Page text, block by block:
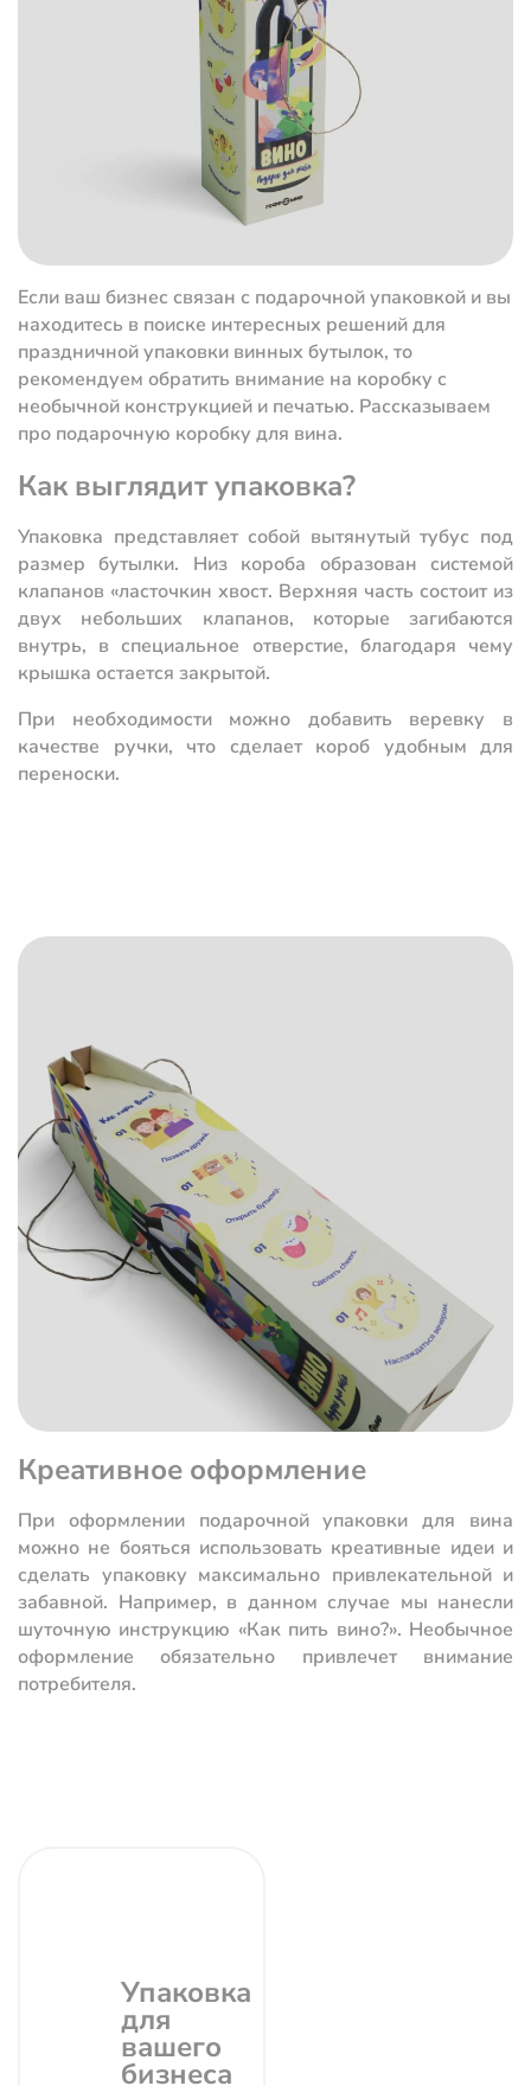
Если ваш бизнес связан с подарочной упаковкой и вы
находитесь в поиске интересных решений для
праздничной упаковки винных бутылок, то
рекомендуем обратить внимание на коробку с
необычной конструкцией и печатью. Рассказываем
про подарочную коробку для вина.
Как выглядит упаковка?
Упаковка представляет собой вытянутый тубус под
размер бутылки. Низ короба образован системой
клапанов «ласточкин хвост. Верхняя часть состоит из
двух небольших клапанов, которые загибаются
внутрь, в специальное отверстие, благодаря чему
крышка остается закрытой.
При необходимости можно добавить веревку в
качестве ручки, что сделает короб удобным для
переноски.
Креативное оформление
При оформлении подарочной упаковки для вина
можно не бояться использовать креативные идеи и
сделать упаковку максимально привлекательной и
забавной. Например, в данном случае мы нанесли
шуточную инструкцию «Как пить вино?». Необычное
оформление обязательно привлечет внимание
потребителя.
Упаковка
для
вашего
бизнеса